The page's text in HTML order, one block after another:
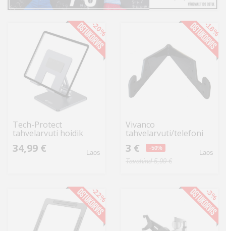
Tech-Protect
tahvelarvuti hoidik
34,99 € Laos
-20%
Vivanco
tahvelarvuti/telefoni
hoidik V-Stand, assortii
(60636)
3 € -50%
Tavahind 5,99 €
Laos
-18%
-22% -3%
&
hobi
Mänguasjad
Auto